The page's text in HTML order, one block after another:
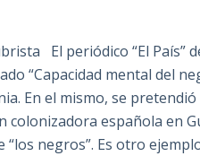
El periódico “El País”
“Capacidad mental del
En el mismo, se
española en
negros”. Es otro